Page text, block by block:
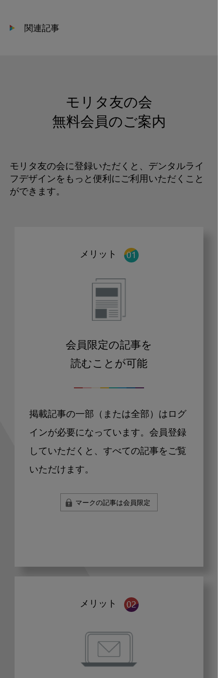
関連記事
モリタ友の会
無料会員のご案内
モリタ友の会に登録いただくと、デンタルライ
フデザインをもっと便利にご利用いただくこと
ができます。
メリット
会員限定の記事を
読むことが可能
掲載記事の一部（または全部）はログ
インが必要になっています。会員登録
していただくと、すべての記事をご覧
いただけます。
マークの記事は会員限定
メリット